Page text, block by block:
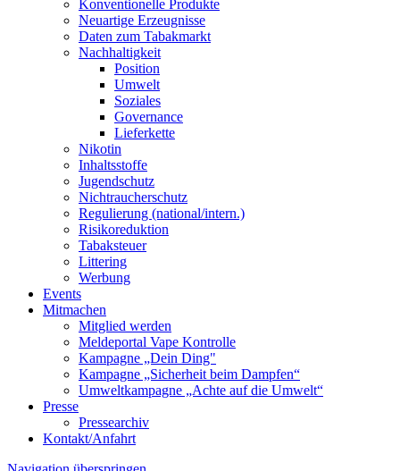
Konventionelle Produkte
Neuartige Erzeugnisse
Daten zum Tabakmarkt
Nachhaltigkeit
Position
Umwelt
Soziales
Governance
Lieferkette
Nikotin
Inhaltsstoffe
Jugendschutz
Nichtraucherschutz
Regulierung (national/intern.)
Risikoreduktion
Tabaksteuer
Littering
Werbung
Events
Mitmachen
Mitglied werden
Meldeportal Vape Kontrolle
Kampagne „Dein Ding"
Kampagne „Sicherheit beim Dampfen“
Umweltkampagne „Achte auf die Umwelt“
Presse
Pressearchiv
Kontakt/Anfahrt